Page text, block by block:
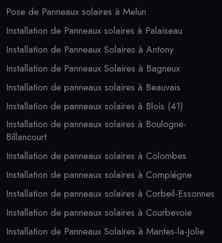
Pose de Panneaux solaires à Melun
Installation de Panneaux solaires à Palaiseau
Installation de Panneaux Solaires à Antony
Installation de Panneaux Solaires à Bagneux
Installation de panneaux solaires à Beauvais
Installation de panneaux solaires à Blois (41)
Installation de panneaux solaires à Boulogne-
Billancourt
Installation de panneaux solaires à Colombes
Installation de panneaux solaires à Compiègne
Installation de panneaux solaires à Corbeil-Essonnes
Installation de panneaux solaires à Courbevoie
Installation de Panneaux Solaires à Mantes-la-Jolie